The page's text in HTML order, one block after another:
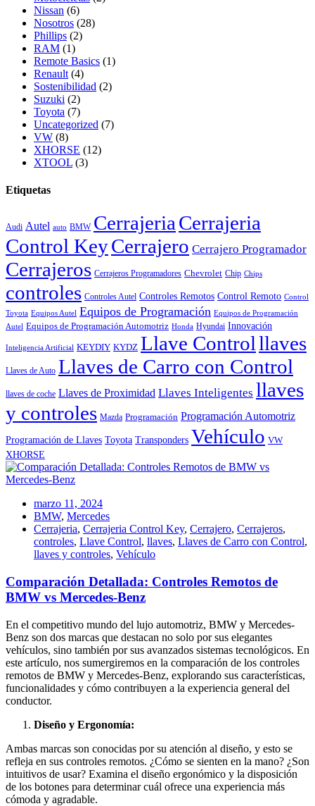
Nissan (6)
Nosotros (28)
Phillips (2)
RAM (1)
Remote Basics (1)
Renault (4)
Sostenibilidad (2)
Suzuki (2)
Toyota (7)
Uncategorized (7)
VW (8)
XHORSE (12)
XTOOL (3)
Etiquetas
Audi Autel auto BMW Cerrajeria Cerrajeria
Control KeyCerrajero Cerrajero Programador
Cerrajeros Cerrajeros Programadores Chevrolet Chip Chips
controles Controles Autel Controles Remotos Control Remoto Control
Toyota Equipos Autel Equipos de Programación Equipos de Programación
Autel Equipos de Programación Automotriz Honda Hyundai Innovación
Inteligencia Artificial KEYDIY KYDZ Llave Controlllaves
Llaves de Auto Llaves de Carro con Control
llaves de coche Llaves de Proximidad Llaves Inteligentes llaves
y controles Mazda Programación Programación Automotriz
Programación de Llaves Toyota Transponders Vehículo VW
XHORSE
marzo 11, 2024
BMW, Mercedes
Cerrajeria, Cerrajeria Control Key, Cerrajero, Cerrajeros,
controles, Llave Control, llaves, Llaves de Carro con Control,
llaves y controles, Vehículo
Comparación Detallada: Controles Remotos de
BMW vs Mercedes-Benz
En el competitivo mundo del lujo automotriz, BMW y Mercedes-
Benz son dos marcas que destacan no solo por sus elegantes
vehículos, sino también por sus avanzados sistemas tecnológicos. En
este artículo, nos sumergiremos en la comparación de los controles
remotos de BMW y Mercedes-Benz, explorando sus características,
funcionalidades y cómo contribuyen a la experiencia general del
conductor.
Diseño y Ergonomía:
Ambas marcas son conocidas por su atención al diseño, y esto se
refleja en sus controles remotos. ¿Cómo se sienten en la mano? ¿Son
intuitivos de usar? Examina el diseño ergonómico y la disposición
de los botones para determinar cuál ofrece una experiencia más
cómoda y agradable.